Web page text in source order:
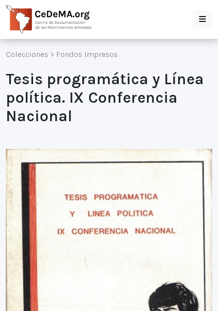
Colecciones > Fondos Impresos
Tesis programática y Línea
política. IX Conferencia
Nacional